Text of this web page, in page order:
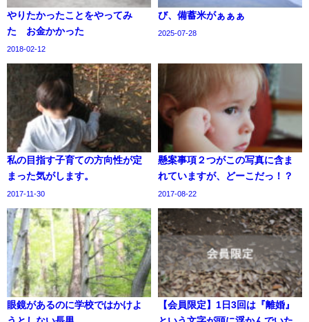
やりたかったことをやってみ
た お金かかった
2018-02-12
び、備蓄米がぁぁぁ
2025-07-28
私の目指す子育ての方向性が定
まった気がします。
2017-11-30
懸案事項２つがこの写真に含ま
れていますが、どーこだっ！？
2017-08-22
眼鏡があるのに学校ではかけよ
【会員限定】1日3回は『離婚』